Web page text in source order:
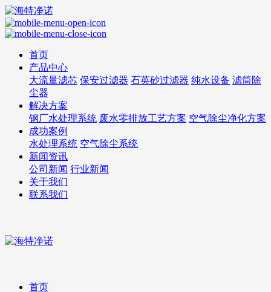
首页
产品中心
大流量滤芯 保安过滤器 石英砂过滤器 纯水设备 滤筒除
尘器
解决方案
钢厂水处理系统 废水零排放工艺方案 空气除尘净化方案
成功案例
水处理系统 空气除尘系统
新闻资讯
公司新闻 行业新闻
关于我们
联系我们
首页